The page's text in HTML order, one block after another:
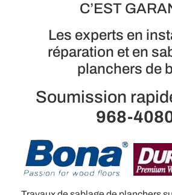
C’EST
Les experts en
réparation et en
planchers de
Soumission
968-